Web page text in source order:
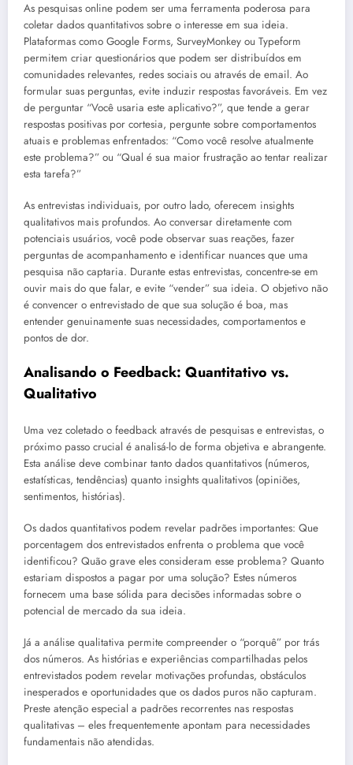
As pesquisas online podem ser uma ferramenta poderosa para
coletar dados quantitativos sobre o interesse em sua ideia.
Plataformas como Google Forms, SurveyMonkey ou Typeform
permitem criar questionários que podem ser distribuídos em
comunidades relevantes, redes sociais ou através de email. Ao
formular suas perguntas, evite induzir respostas favoráveis. Em vez
de perguntar “Você usaria este aplicativo?”, que tende a gerar
respostas positivas por cortesia, pergunte sobre comportamentos
atuais e problemas enfrentados: “Como você resolve atualmente
este problema?” ou “Qual é sua maior frustração ao tentar realizar
esta tarefa?”
As entrevistas individuais, por outro lado, oferecem insights
qualitativos mais profundos. Ao conversar diretamente com
potenciais usuários, você pode observar suas reações, fazer
perguntas de acompanhamento e identificar nuances que uma
pesquisa não captaria. Durante estas entrevistas, concentre-se em
ouvir mais do que falar, e evite “vender” sua ideia. O objetivo não
é convencer o entrevistado de que sua solução é boa, mas
entender genuinamente suas necessidades, comportamentos e
pontos de dor.
Analisando o Feedback: Quantitativo vs.
Qualitativo
Uma vez coletado o feedback através de pesquisas e entrevistas, o
próximo passo crucial é analisá-lo de forma objetiva e abrangente.
Esta análise deve combinar tanto dados quantitativos (números,
estatísticas, tendências) quanto insights qualitativos (opiniões,
sentimentos, histórias).
Os dados quantitativos podem revelar padrões importantes: Que
porcentagem dos entrevistados enfrenta o problema que você
identificou? Quão grave eles consideram esse problema? Quanto
estariam dispostos a pagar por uma solução? Estes números
fornecem uma base sólida para decisões informadas sobre o
potencial de mercado da sua ideia.
Já a análise qualitativa permite compreender o “porquê” por trás
dos números. As histórias e experiências compartilhadas pelos
entrevistados podem revelar motivações profundas, obstáculos
inesperados e oportunidades que os dados puros não capturam.
Preste atenção especial a padrões recorrentes nas respostas
qualitativas – eles frequentemente apontam para necessidades
fundamentais não atendidas.